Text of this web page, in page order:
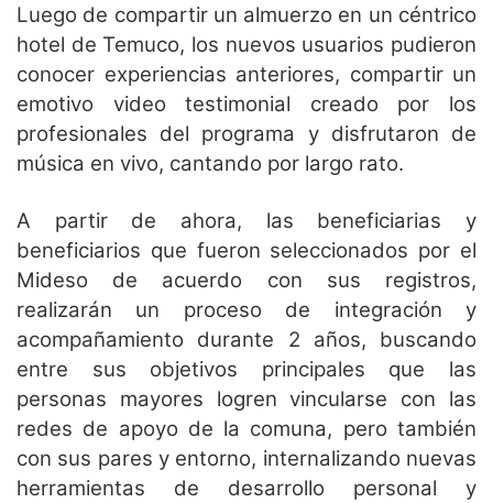
Luego de compartir un almuerzo en un céntrico
hotel de Temuco, los nuevos usuarios pudieron
conocer experiencias anteriores, compartir un
emotivo video testimonial creado por los
profesionales del programa y disfrutaron de
música en vivo, cantando por largo rato.
A partir de ahora, las beneficiarias y
beneficiarios que fueron seleccionados por el
Mideso de acuerdo con sus registros,
realizarán un proceso de integración y
acompañamiento durante 2 años, buscando
entre sus objetivos principales que las
personas mayores logren vincularse con las
redes de apoyo de la comuna, pero también
con sus pares y entorno, internalizando nuevas
herramientas de desarrollo personal y